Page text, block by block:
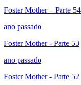
Foster Mother – Parte 54
ano passado
Foster Mother - Parte 53
ano passado
Foster Mother - Parte 52